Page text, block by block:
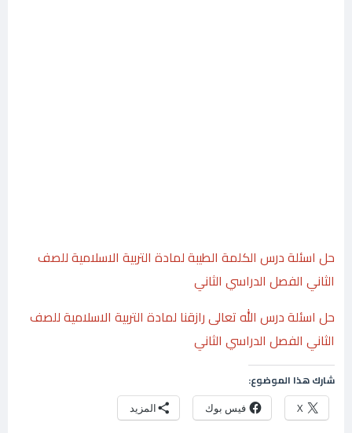
حل اسئلة درس الكلمة الطيبة لمادة التربية الاسلامية للصف
الثاني الفصل الدراسي الثاني
حل اسئلة درس الله تعالى رازقنا لمادة التربية الاسلامية للصف
الثاني الفصل الدراسي الثاني
شارك هذا الموضوع:
X فيس بوك المزيد